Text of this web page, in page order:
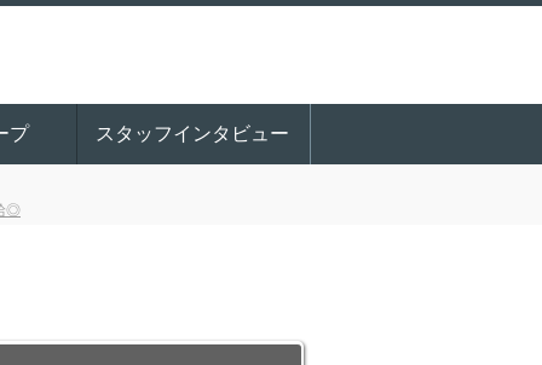
プ スタッフインタビュー
◎